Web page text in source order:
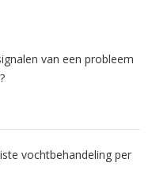
van een probleem
vochtbehandeling per